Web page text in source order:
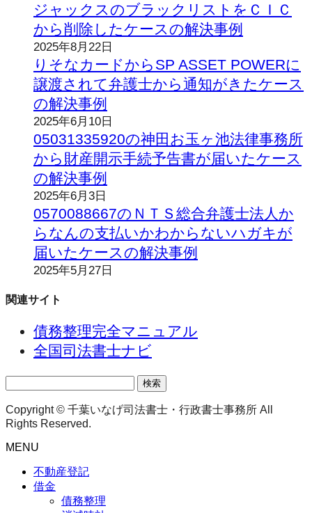
ジャックスのブラックリストをＣＩＣ
から削除したケースの解決事例
2025年8月22日
りそなカードからSP ASSET POWERに
譲渡されて弁護士から通知がきたケース
の解決事例
2025年6月10日
05031335920の神田お玉ヶ池法律事務所
から財産開示手続予告書が届いたケース
の解決事例
2025年6月3日
0570088667のＮＴＳ総合弁護士法人か
らなんの支払いかわからないハガキが
届いたケースの解決事例
2025年5月27日
関連サイト
債務整理完全マニュアル
全国司法書士ナビ
Copyright © 千葉いなげ司法書士・行政書士事務所 All
Rights Reserved.
MENU
不動産登記
借金
債務整理